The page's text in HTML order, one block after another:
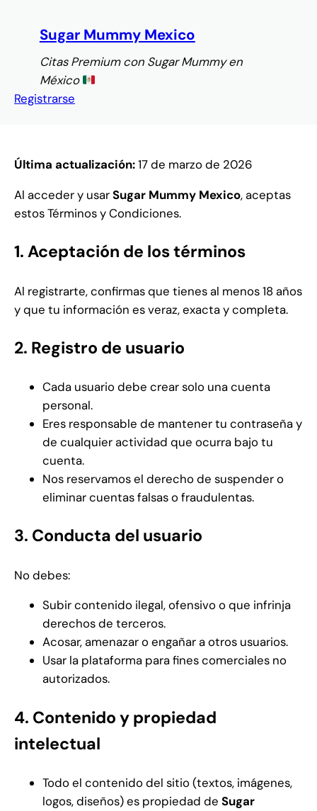
contenido
Sugar Mummy Mexico
Citas Premium con Sugar Mummy en
México
Registrarse
Última actualización:17 de marzo de 2026
Al acceder y usarSugar Mummy Mexico, aceptas
estos Términos y Condiciones.
1. Aceptación de los términos
Al registrarte, confirmas que tienes al menos 18 años
y que tu información es veraz, exacta y completa.
2. Registro de usuario
Cada usuario debe crear solo una cuenta
personal.
Eres responsable de mantener tu contraseña y
de cualquier actividad que ocurra bajo tu
cuenta.
Nos reservamos el derecho de suspender o
eliminar cuentas falsas o fraudulentas.
3. Conducta del usuario
No debes:
Subir contenido ilegal, ofensivo o que infrinja
derechos de terceros.
Acosar, amenazar o engañar a otros usuarios.
Usar la plataforma para fines comerciales no
autorizados.
4. Contenido y propiedad
intelectual
Todo el contenido del sitio (textos, imágenes,
logos, diseños) es propiedad de Sugar